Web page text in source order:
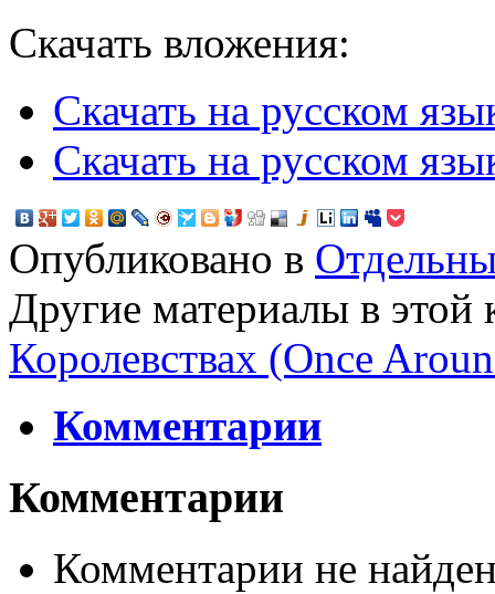
Скачать вложения:
Скачать на русском
Скачать на русском
Опубликовано в
Другие материалы в этой
Королевствах (Once
Комментарии
Комментарии
Комментарии не